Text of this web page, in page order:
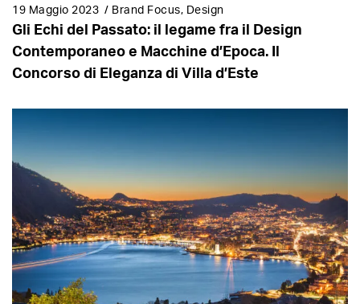
19 Maggio 2023 / Brand Focus, Design
Gli Echi del Passato: il legame fra il Design
Contemporaneo e Macchine d’Epoca. Il
Concorso di Eleganza di Villa d’Este